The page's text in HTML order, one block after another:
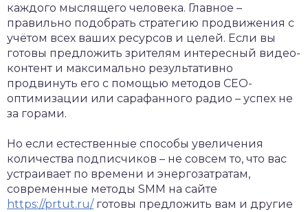
каждого мыслящего человека. Главное –
правильно подобрать стратегию продвижения с
учётом всех ваших ресурсов и целей. Если вы
готовы предложить зрителям интересный видео-
контент и максимально результативно
продвинуть его с помощью методов СЕО-
оптимизации или сарафанного радио – успех не
за горами.
Но если естественные способы увеличения
количества подписчиков – не совсем то, что вас
устраивает по времени и энергозатратам,
современные методы SMM на сайте
https://prtut.ru/готовы предложить вам и другие